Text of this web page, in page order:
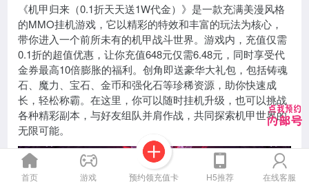
首页 游戏 预约领充值卡 H5推荐 在线客服
《机甲归来（0.1折天天送1W代金）》是一款充满美漫风格
的MMO挂机游戏，它以精彩的特效和丰富的玩法为核心，
带你进入一个前所未有的机甲战斗世界。游戏内，充值仅需
0.1折的超值优惠，让你充值648元仅需6.48元，同时享受代
金券最高10倍膨胀的福利。创角即送豪华大礼包，包括铸魂
石、魔力、宝石、金币和强化石等珍稀资源，助你快速成
长，轻松称霸。在这里，你可以随时挂机升级，也可以挑战
各种精彩副本，与好友组队并肩作战，共同探索机甲世界的
无限可能。